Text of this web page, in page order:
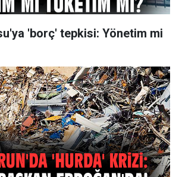
'borç' tepkisi: Yönetim mi